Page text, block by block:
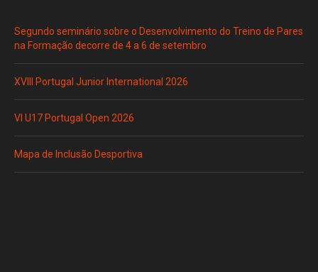
Segundo seminário sobre o Desenvolvimento do Treino de Pares
na Formação decorre de 4 a 6 de setembro
XVIII Portugal Junior International 2026
VI U17 Portugal Open 2026
Mapa de Inclusão Desportiva